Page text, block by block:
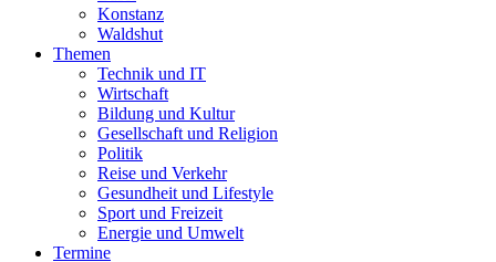
Konstanz
Waldshut
Themen
Technik und IT
Wirtschaft
Bildung und Kultur
Gesellschaft und Religion
Politik
Reise und Verkehr
Gesundheit und Lifestyle
Sport und Freizeit
Energie und Umwelt
Termine